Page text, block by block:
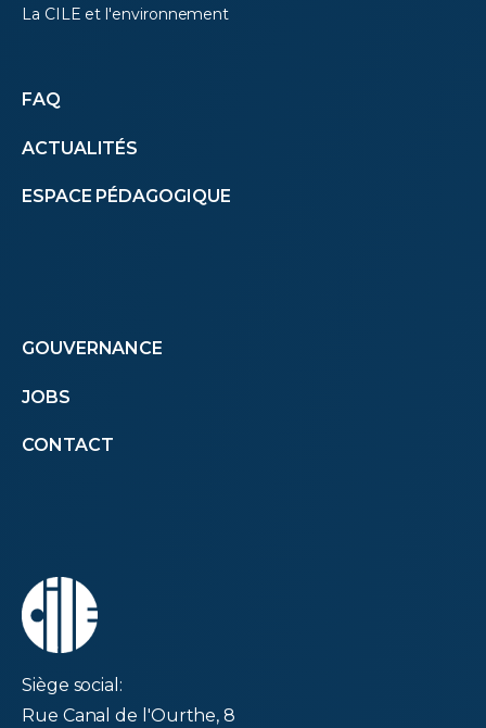
La CILE et l'environnement
Autres
menus
FAQ
ACTUALITÉS
ESPACE PÉDAGOGIQUE
Footer
menu
GOUVERNANCE
JOBS
CONTACT
Siège social:
Rue Canal de l'Ourthe, 8